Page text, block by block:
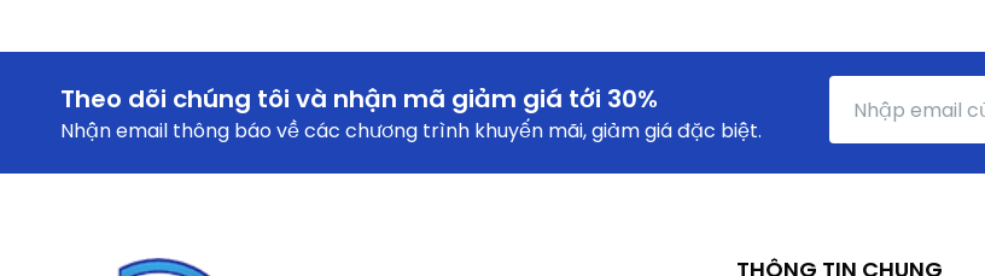
Theo dõi chúng tôi và nhận mã giảm giá tới 30%
Nhận email thông báo về các chương trình khuyến mãi, giảm giá đặc biệt.
THÔNG TIN CHUNG